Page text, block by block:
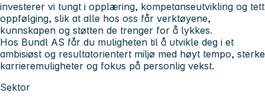
investerer vi tungt i opplæring, kompetanseutvikling og tett
oppfølging, slik at alle hos oss får verktøyene,
kunnskapen og støtten de trenger for å lykkes.
Hos Bundl AS får du muligheten til å utvikle deg i et
ambisiøst og resultatorientert miljø med høyt tempo, sterke
karrieremuligheter og fokus på personlig vekst.
Sektor